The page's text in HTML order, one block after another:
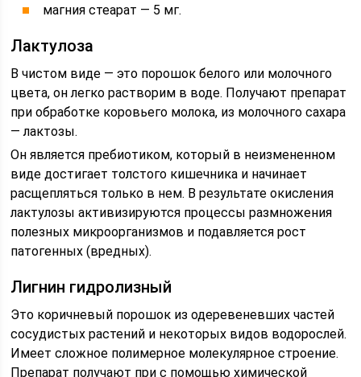
магния стеарат — 5 мг.
Лактулоза
В чистом виде — это порошок белого или молочного
цвета, он легко растворим в воде. Получают препарат
при обработке коровьего молока, из молочного сахара
— лактозы.
Он является пребиотиком, который в неизмененном
виде достигает толстого кишечника и начинает
расщепляться только в нем. В результате окисления
лактулозы активизируются процессы размножения
полезных микроорганизмов и подавляется рост
патогенных (вредных).
Лигнин гидролизный
Это коричневый порошок из одеревеневших частей
сосудистых растений и некоторых видов водорослей.
Имеет сложное полимерное молекулярное строение.
Препарат получают при с помощью химической